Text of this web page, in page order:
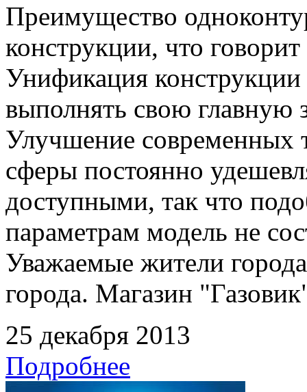
Преимущество
конструкции, что
Унификация
выполнять свою главную
Улучшение современных
сферы постоянно
доступными, так что
параметрам модель не
Уважаемые жители
города. Магазин
25 декабря 2013
Подробнее